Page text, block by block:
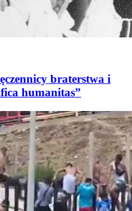
braterstwa i
humanitas”